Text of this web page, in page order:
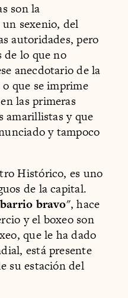
son la
sexenio, del
autoridades, pero
de lo que no
anecdotario de la
que se imprime
las primeras
amarillistas y que
y tampoco
Histórico, es uno
de la capital.
barrio bravo", hace
y el boxeo son
que le ha dado
está presente
su estación del